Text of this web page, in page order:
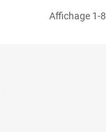
Affichage 1-